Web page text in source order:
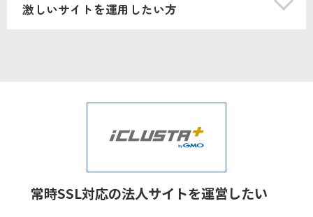
激しいサイトを運用したい方
常時SSL対応の法人サイトを運営したい